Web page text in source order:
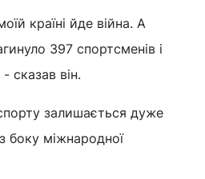
країні йде війна. А
397 спортсменів і
сказав він.
залишається дуже
боку міжнародної